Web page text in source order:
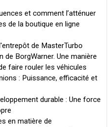
et comment l’atténuer
de la boutique en ligne
de MasterTurbo
BorgWarner. Une manière
faire rouler les véhicules
: Puissance, efficacité et
durable : Une force
en matière de